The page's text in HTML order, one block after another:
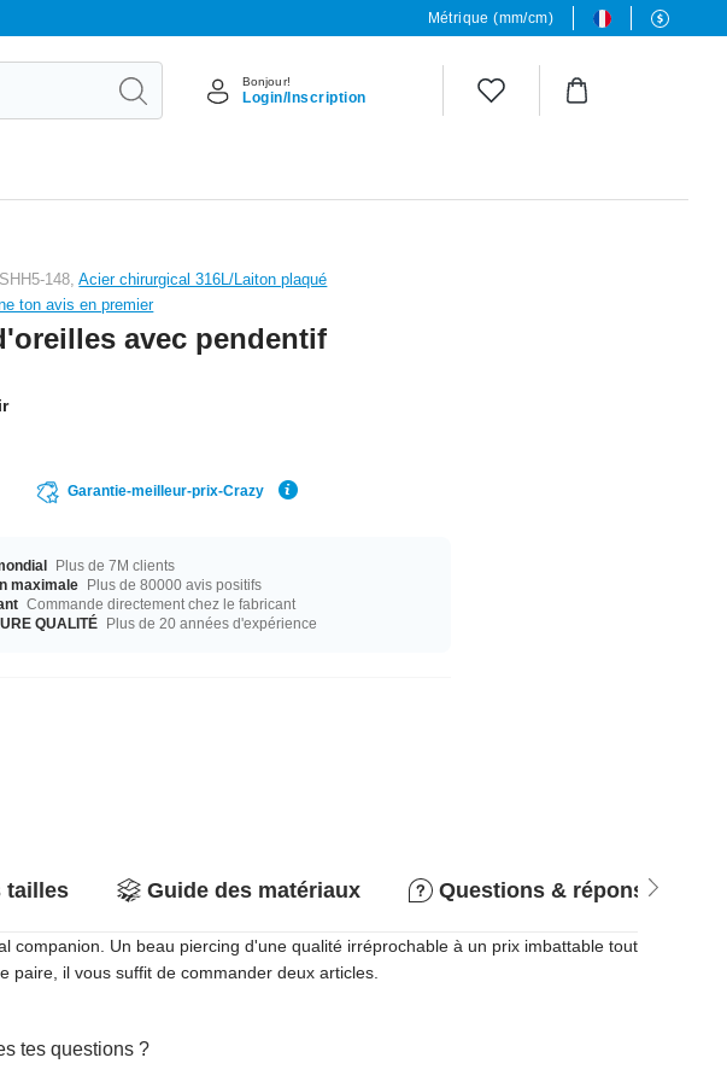
Métrique (mm/cm)
Bonjour!
Login/Inscription
148,Acier chirurgical 316L/Laiton plaqué
ton avis en premier
avec pendentif
Garantie-meilleur-prix-Crazy
Plus de 7M clients
maximale Plus de 80000 avis positifs
Commande directement chez le fabricant
QUALITÉ Plus de 20 années d'expérience
tailles Guide des matériaux Questions & réponses
Un beau piercing d'une qualité irréprochable à un prix imbattable tout
paire, il vous suffit de commander deux articles.
tes questions ?